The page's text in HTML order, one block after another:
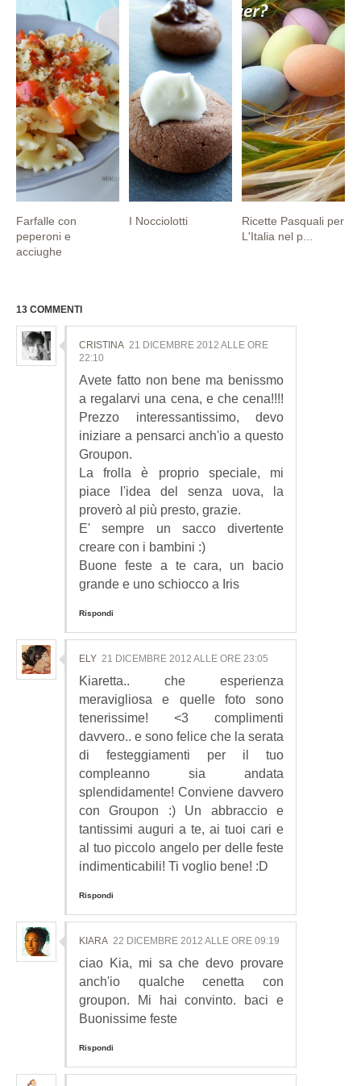
Farfalle con
peperoni e
acciughe
I Nocciolotti
Ricette Pasquali per
L'Italia nel p...
13 COMMENTI
CRISTINA 21 DICEMBRE 2012 ALLE ORE
22:10
Avete fatto non bene ma benissmo
a regalarvi una cena, e che cena!!!!
Prezzo interessantissimo, devo
iniziare a pensarci anch'io a questo
Groupon.
La frolla è proprio speciale, mi
piace l'idea del senza uova, la
proverò al più presto, grazie.
E' sempre un sacco divertente
creare con i bambini :)
Buone feste a te cara, un bacio
grande e uno schiocco a Iris
Rispondi
ELY 21 DICEMBRE 2012 ALLE ORE 23:05
Kiaretta.. che esperienza
meravigliosa e quelle foto sono
tenerissime! <3 complimenti
davvero.. e sono felice che la serata
di festeggiamenti per il tuo
compleanno sia andata
splendidamente! Conviene davvero
con Groupon :) Un abbraccio e
tantissimi auguri a te, ai tuoi cari e
al tuo piccolo angelo per delle feste
indimenticabili! Ti voglio bene! :D
Rispondi
KIARA 22 DICEMBRE 2012 ALLE ORE 09:19
ciao Kia, mi sa che devo provare
anch'io qualche cenetta con
groupon. Mi hai convinto. baci e
Buonissime feste
Rispondi